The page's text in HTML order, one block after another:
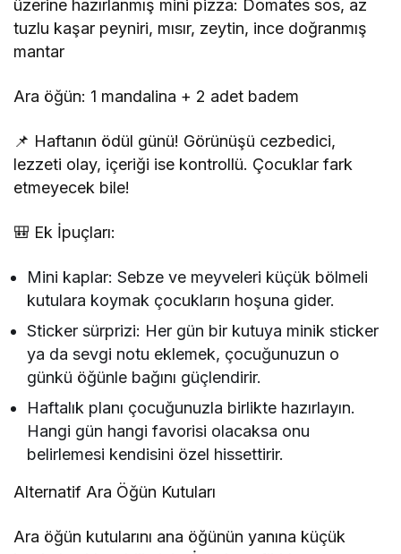
üzerine hazırlanmış mini pizza: Domates sos, az
tuzlu kaşar peyniri, mısır, zeytin, ince doğranmış
mantar
Ara öğün: 1 mandalina + 2 adet badem
📌 Haftanın ödül günü! Görünüşü cezbedici,
lezzeti olay, içeriği ise kontrollü. Çocuklar fark
etmeyecek bile!
🎒 Ek İpuçları:
Mini kaplar: Sebze ve meyveleri küçük bölmeli
kutulara koymak çocukların hoşuna gider.
Sticker sürprizi: Her gün bir kutuya minik sticker
ya da sevgi notu eklemek, çocuğunuzun o
günkü öğünle bağını güçlendirir.
Haftalık planı çocuğunuzla birlikte hazırlayın.
Hangi gün hangi favorisi olacaksa onu
belirlemesi kendisini özel hissettirir.
Alternatif Ara Öğün Kutuları
Ara öğün kutularını ana öğünün yanına küçük